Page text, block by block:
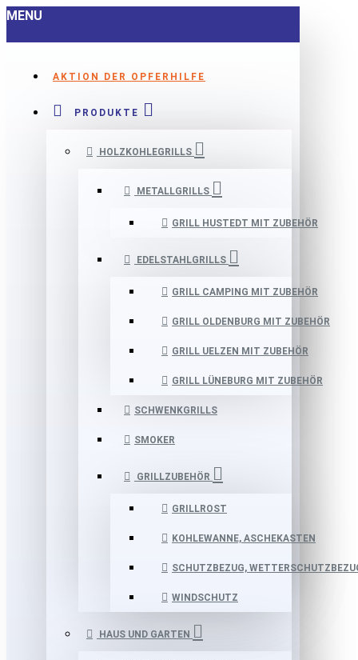
MENU
AKTION DER OPFERHILFE
PRODUKTE
HOLZKOHLEGRILLS
METALLGRILLS
GRILL HUSTEDT MIT ZUBEHÖR
EDELSTAHLGRILLS
GRILL CAMPING MIT ZUBEHÖR
GRILL OLDENBURG MIT ZUBEHÖR
GRILL UELZEN MIT ZUBEHÖR
GRILL LÜNEBURG MIT ZUBEHÖR
SCHWENKGRILLS
SMOKER
GRILLZUBEHÖR
GRILLROST
KOHLEWANNE, ASCHEKASTEN
SCHUTZBEZUG,
WINDSCHUTZ
HAUS UND GARTEN